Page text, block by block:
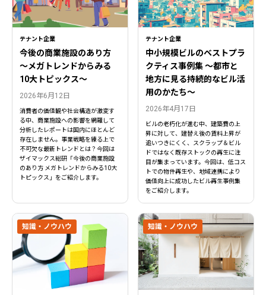
テナント企業
今後の商業施設のあり方
〜メガトレンドからみる
10大トピックス〜
2026年6月12日
消費者の価値観や社会構造が激変す
る中、商業施設への影響を網羅して
分析したレポートは国内にほとんど
存在しません。事業戦略を練る上で
不可欠な最新トレンドとは？今回は
ザイマックス総研「今後の商業施設
のあり方 メガトレンドからみる10大
トピックス」をご紹介します。
テナント企業
中小規模ビルのベストプラ
クティス事例集 ～都市と
地方に見る持続的なビル活
用のかたち～
2026年4月17日
ビルの老朽化が進む中、建築費の上
昇に対して、建替え後の賃料上昇が
追いつきにくく、スクラップ＆ビル
ドではなく既存ストックの再生に注
目が集まっています。今回は、低コス
トでの物件再生や、地域連携により
価値向上に成功したビル再生事例集
をご紹介します。
知識・ノウハウ 知識・ノウハウ